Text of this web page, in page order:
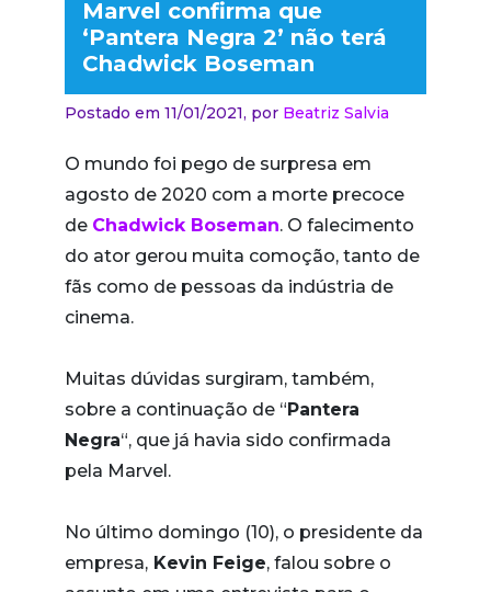
Marvel confirma que
‘Pantera Negra 2’ não terá
Chadwick Boseman
Postado em 11/01/2021, por Beatriz Salvia
O mundo foi pego de surpresa em
agosto de 2020 com a morte precoce
de Chadwick Boseman. O falecimento
do ator gerou muita comoção, tanto de
fãs como de pessoas da indústria de
cinema.
Muitas dúvidas surgiram, também,
sobre a continuação de “Pantera
Negra“, que já havia sido confirmada
pela Marvel.
No último domingo (10), o presidente da
empresa, Kevin Feige, falou sobre o